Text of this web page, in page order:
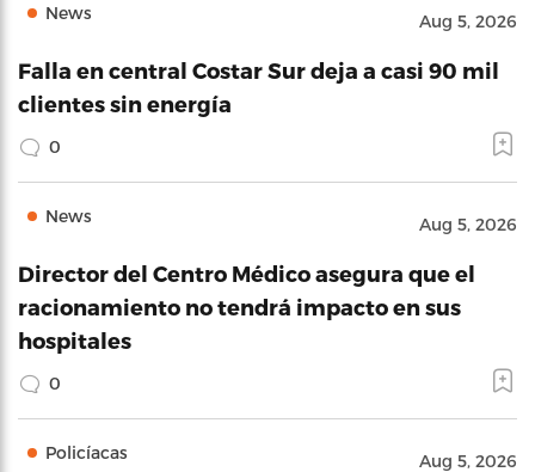
News Aug 5, 2026
Falla en central Costar Sur deja a casi 90 mil
clientes sin energía
0
News Aug 5, 2026
Director del Centro Médico asegura que el
racionamiento no tendrá impacto en sus
hospitales
0
Policíacas Aug 5, 2026